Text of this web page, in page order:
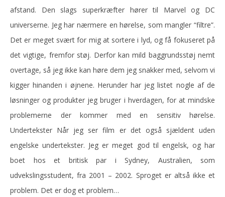
afstand. Den slags superkræfter hører til Marvel og DC
universerne. Jeg har nærmere en hørelse, som mangler “filtre”.
Det er meget svært for mig at sortere i lyd, og få fokuseret på
det vigtige, fremfor støj. Derfor kan mild baggrundsstøj nemt
overtage, så jeg ikke kan høre dem jeg snakker med, selvom vi
kigger hinanden i øjnene. Herunder har jeg listet nogle af de
løsninger og produkter jeg bruger i hverdagen, for at mindske
problemerne der kommer med en sensitiv hørelse.
Undertekster Når jeg ser film er det også sjældent uden
engelske undertekster. Jeg er meget god til engelsk, og har
boet hos et britisk par i Sydney, Australien, som
udvekslingsstudent, fra 2001 – 2002. Sproget er altså ikke et
problem. Det er dog et problem…